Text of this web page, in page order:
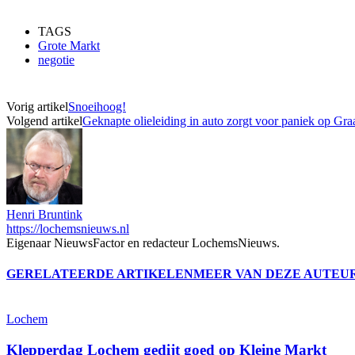
TAGS
Grote Markt
negotie
Vorig artikelSnoeihoog!
Volgend artikelGeknapte olieleiding in auto zorgt voor paniek op
Henri Bruntink
https://lochemsnieuws.nl
Eigenaar NieuwsFactor en redacteur LochemsNieuws.
GERELATEERDE ARTIKELENMEER VAN DEZE
Lochem
Klepperdag Lochem gedijt goed op Kleine Markt